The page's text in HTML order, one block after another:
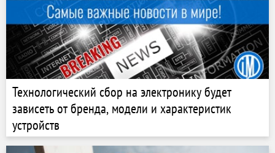
Технологический сбор на электронику будет
зависеть от бренда, модели и характеристик
устройств